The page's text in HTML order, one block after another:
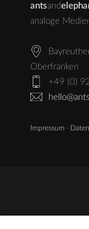
antsand
analoge
Oberfranken
+49 (0)
Impressum ·